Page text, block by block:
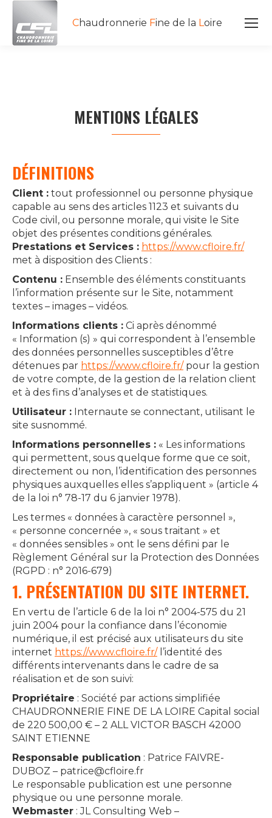
Chaudronnerie Fine de la L oire
MENTIONS LÉGALES
DÉFINITIONS
Client : tout professionnel ou personne physique
capable au sens des articles 1123 et suivants du
Code civil, ou personne morale, qui visite le Site
objet des présentes conditions générales.
Prestations et Services : https://www.cfloire.fr/
met à disposition des Clients :
Contenu : Ensemble des éléments constituants
l’information présente sur le Site, notamment
textes – images – vidéos.
Informations clients : Ci après dénommé
« Information (s) » qui correspondent à l’ensemble
des données personnelles susceptibles d’être
détenues par https://www.cfloire.fr/pour la gestion
de votre compte, de la gestion de la relation client
et à des fins d’analyses et de statistiques.
Utilisateur : Internaute se connectant, utilisant le
site susnommé.
Informations personnelles : « Les informations
qui permettent, sous quelque forme que ce soit,
directement ou non, l’identification des personnes
physiques auxquelles elles s’appliquent » (article 4
de la loi n° 78-17 du 6 janvier 1978).
Les termes « données à caractère personnel »,
« personne concernée », « sous traitant » et
« données sensibles » ont le sens défini par le
Règlement Général sur la Protection des Données
(RGPD : n° 2016-679)
1. PRÉSENTATION DU SITE INTERNET.
En vertu de l’article 6 de la loi n° 2004-575 du 21
juin 2004 pour la confiance dans l’économie
numérique, il est précisé aux utilisateurs du site
internet https://www.cfloire.fr/l’identité des
différents intervenants dans le cadre de sa
réalisation et de son suivi:
Propriétaire : Société par actions simplifiée
CHAUDRONNERIE FINE DE LA LOIRE Capital social
de 220 500,00 € – 2 ALL VICTOR BASCH 42000
SAINT ETIENNE
Responsable publication : Patrice FAIVRE-
DUBOZ – patrice@cfloire.fr
Le responsable publication est une personne
physique ou une personne morale.
Webmaster : JL Consulting Web –